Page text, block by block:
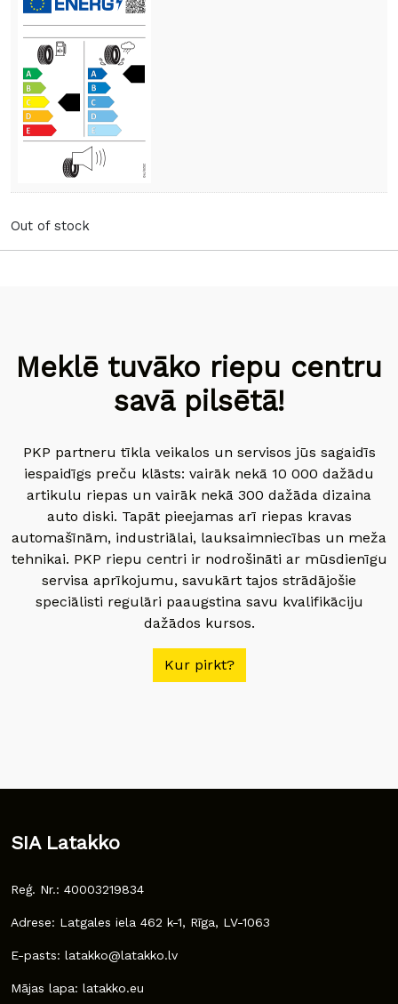
Out of stock
Meklē tuvāko riepu centru
savā pilsētā!
PKP partneru tīkla veikalos un servisos jūs sagaidīs
iespaidīgs preču klāsts: vairāk nekā 10 000 dažādu
artikulu riepas un vairāk nekā 300 dažāda dizaina
auto diski. Tapāt pieejamas arī riepas kravas
automašīnām, industriālai, lauksaimniecības un meža
tehnikai. PKP riepu centri ir nodrošināti ar mūsdienīgu
servisa aprīkojumu, savukārt tajos strādājošie
speciālisti regulāri paaugstina savu kvalifikāciju
dažādos kursos.
Kur pirkt?
SIA Latakko
Reģ. Nr.: 40003219834
Adrese: Latgales iela 462 k-1, Rīga, LV-1063
E-pasts: latakko@latakko.lv
Mājas lapa: latakko.eu